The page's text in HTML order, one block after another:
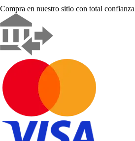
Compra en nuestro sitio con total confianza